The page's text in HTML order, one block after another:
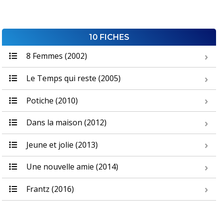
10 FICHES
8 Femmes (2002)
Le Temps qui reste (2005)
Potiche (2010)
Dans la maison (2012)
Jeune et jolie (2013)
Une nouvelle amie (2014)
Frantz (2016)